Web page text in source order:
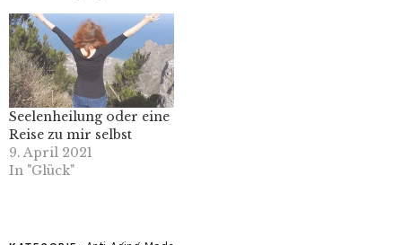
Seelenheilung oder eine
Reise zu mir selbst
9. April 2021
In "Glück"